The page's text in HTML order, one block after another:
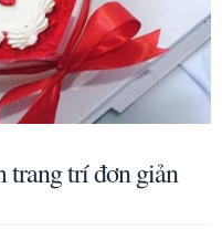
trí đơn giản